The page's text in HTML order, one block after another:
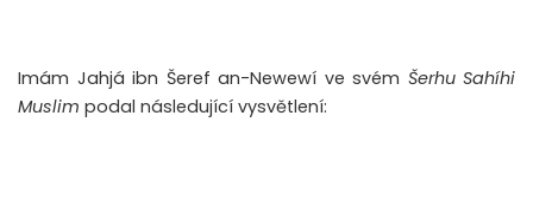
Imám Jahjá ibn Šeref an-Newewí ve svém Šerhu Sahíhi
Muslim podal následující vysvětlení: